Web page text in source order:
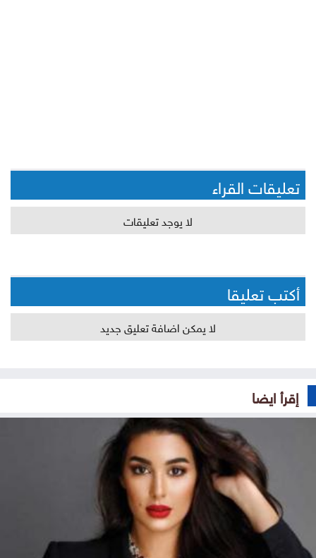
تعليقات القراء
لا يوجد تعليقات
أكتب تعليقا
لا يمكن اضافة تعليق جديد
إقرأ ايضا